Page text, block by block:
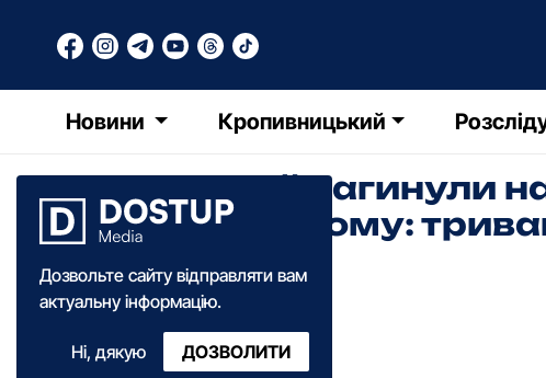
Новини Кропивницький
Дозвольте сайту відправляти вам
актуальну інформацію.
Ні, дякую ДОЗВОЛИТИ
Двоє людей загинули на
Кропивницькому:
людей
12 листопада·2025